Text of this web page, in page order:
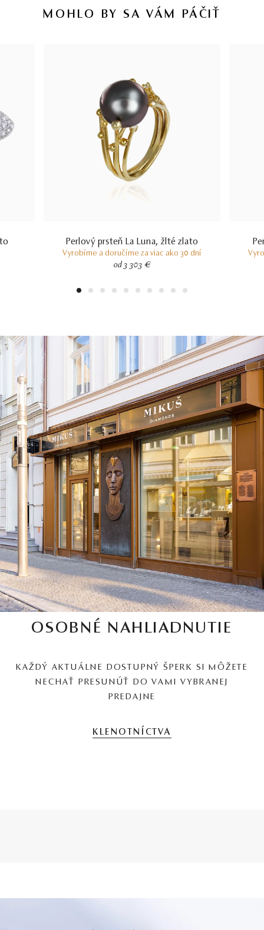
MOHLO BY SA VÁM PÁČIŤ
Perlový prsteň La Luna, žlté zlato
Vyrobíme a doručíme za viac ako 30 dní
od 3 303 €
1 2 3 4 5 6 7 8 9 10
OSOBNÉ NAHLIADNUTIE
KAŽDÝ AKTUÁLNE DOSTUPNÝ ŠPERK SI MÔŽETE
NECHAŤ PRESUNÚŤ DO VAMI VYBRANEJ
PREDAJNE
KLENOTNÍCTVA